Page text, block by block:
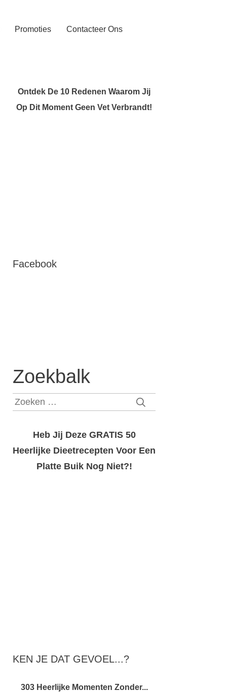
Promoties Contacteer Ons
Ontdek De 10 Redenen Waarom Jij
Op Dit Moment Geen Vet Verbrandt!
Facebook
Zoekbalk
Zoeken
Heb Jij Deze GRATIS 50
Heerlijke Dieetrecepten Voor Een
Platte Buik Nog Niet?!
KEN JE DAT GEVOEL...?
303 Heerlijke Momenten Zonder...